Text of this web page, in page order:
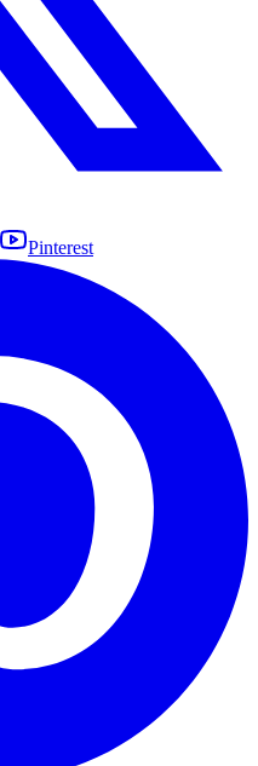
Pinterest